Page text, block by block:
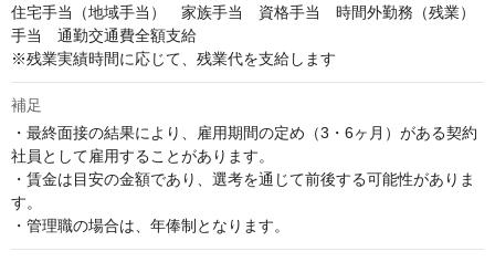
住宅手当（地域手当）　家族手当　資格手当　時間外勤務（残業）
手当　通勤交通費全額支給
※残業実績時間に応じて、残業代を支給します
補足
・最終面接の結果により、雇用期間の定め（3・6ヶ月）がある契約
社員として雇用することがあります。
・賃金は目安の金額であり、選考を通じて前後する可能性がありま
す。
・管理職の場合は、年俸制となります。